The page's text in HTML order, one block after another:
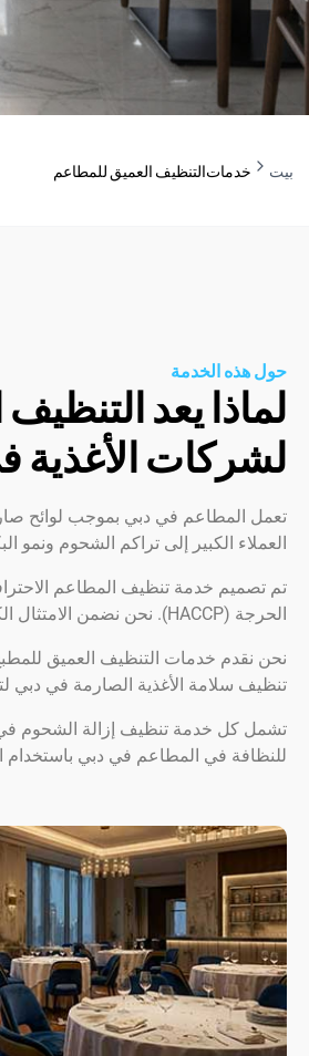
بيت خدماتالتنظيف العميق للمطاعم
حول هذه الخدمة
لماذا يعد
لشركات الأغذية
تعمل المطاعم في دبي بموجب لوائح
العملاء الكبير إلى تراكم الشحوم ونمو
تم تصميم خدمة تنظيف المطاعم
الحرجة (HACCP). نحن نضمن الامتثال الكامل لمتطلبات التفتيش مع تحسين النظافة والسلامة التشغيلية.
نحن نقدم خدمات التنظيف العميق
تنظيف سلامة الأغذية الصارمة في دبي
تشمل كل خدمة تنظيف إزالة الشحوم
للنظافة في المطاعم في دبي